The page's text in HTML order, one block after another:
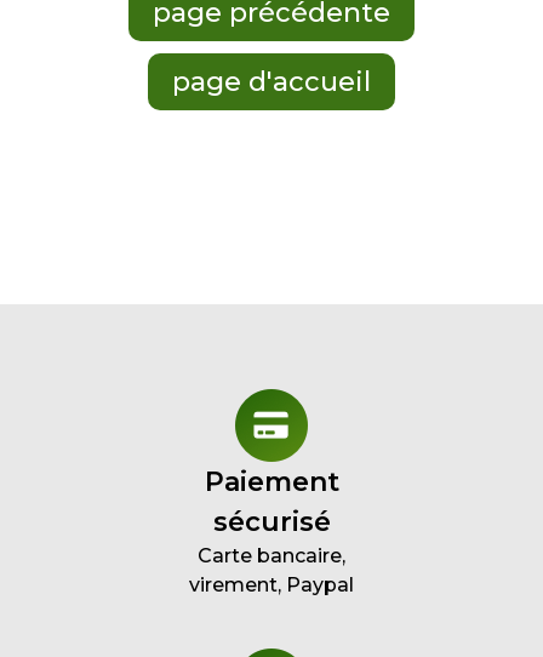
Paiement
sécurisé
Carte bancaire,
virement, Paypal